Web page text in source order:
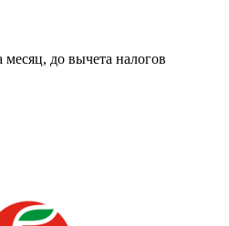
месяц, до вычета налогов